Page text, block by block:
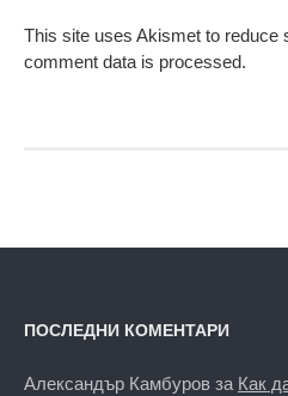
This site uses Akismet to reduce
comment data is processed.
ПОСЛЕДНИ КОМЕНТАРИ
Александър Камбуров за Как